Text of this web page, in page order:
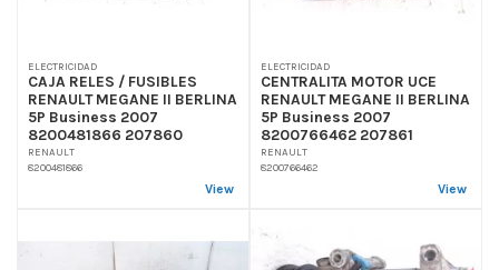
ELECTRICIDAD
CAJA RELES / FUSIBLES
RENAULT MEGANE II BERLINA
5P Business 2007
8200481866 207860
RENAULT
8200481866
View
ELECTRICIDAD
CENTRALITA MOTOR UCE
RENAULT MEGANE II BERLINA
5P Business 2007
8200766462 207861
RENAULT
8200766462
View